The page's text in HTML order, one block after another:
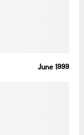
June 1999